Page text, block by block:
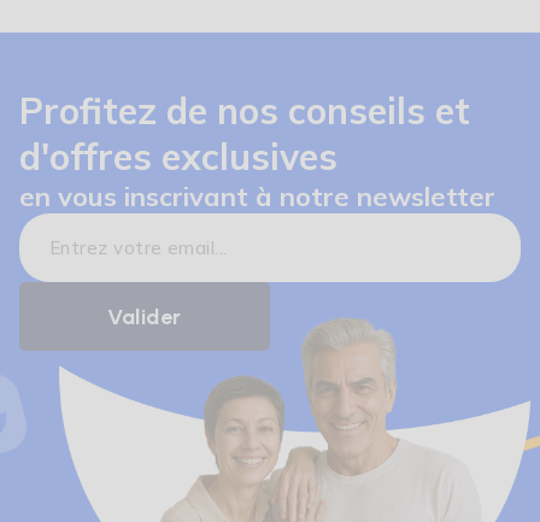
Profitez de nos conseils et
d'offres exclusives
en vous inscrivant à notre newsletter